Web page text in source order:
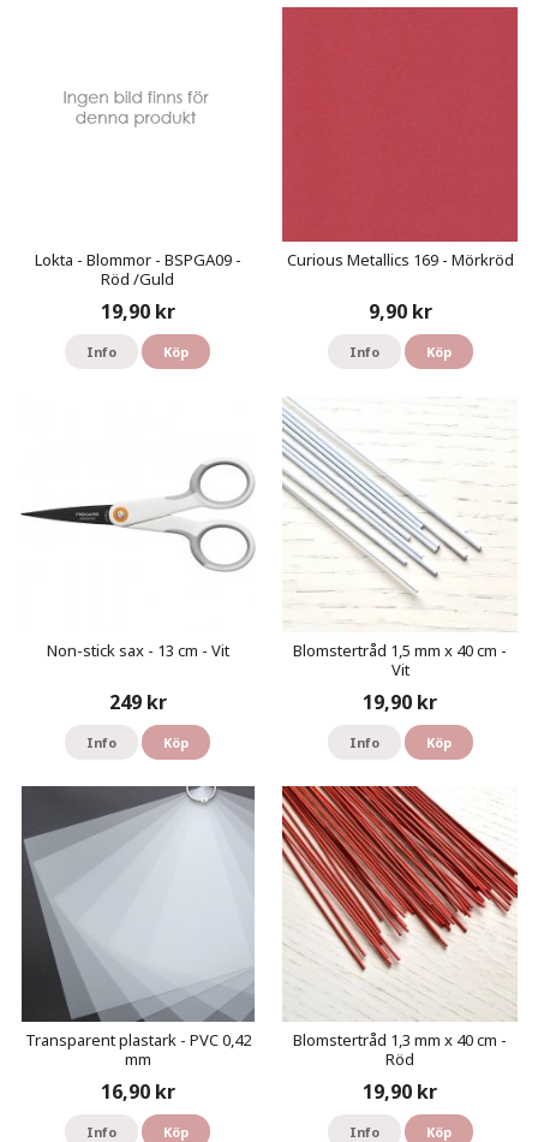
Lokta - Blommor - BSPGA09 -
Röd /Guld
19,90 kr
Info Köp
Curious Metallics 169 - Mörkröd
9,90 kr
Info Köp
Non-stick sax - 13 cm - Vit
249 kr
Info Köp
Blomstertråd 1,5 mm x 40 cm -
Vit
19,90 kr
Info Köp
Transparent plastark - PVC 0,42
mm
16,90 kr
Info Köp
Blomstertråd 1,3 mm x 40 cm -
Röd
19,90 kr
Info Köp